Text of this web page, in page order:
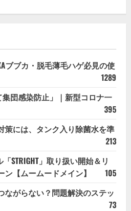
ブブカ・脱毛薄毛ハゲ必見の使
1289
集団感染防止」｜新型コロナ一
395
策には、タンク入り除菌水を準
213
STRIGHT」取り扱い開始＆リ
【ムームードメイン】
105
ながらない？問題解決のステッ
73